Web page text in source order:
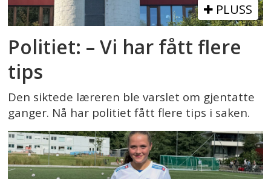
PLUSS
Politiet: – Vi har fått flere
tips
Den siktede læreren ble varslet om gjentatte
ganger. Nå har politiet fått flere tips i saken.